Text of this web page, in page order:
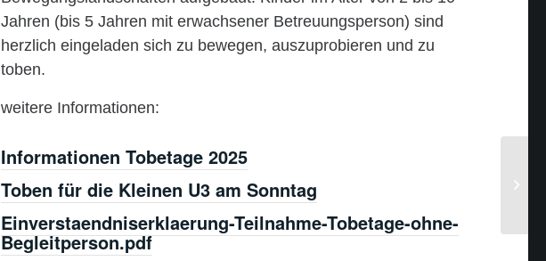
Jahren (bis 5 Jahren mit erwachsener Betreuungsperson) sind
herzlich eingeladen sich zu bewegen, auszuprobieren und zu
toben.
weitere Informationen:
Informationen Tobetage 2025
Toben für die Kleinen U3 am Sonntag
Einverstaendniserklaerung-Teilnahme-Tobetage-ohne-
Begleitperson.pdf